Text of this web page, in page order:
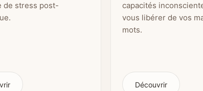
de stress post-
capacités
vous libérer de vos
mots.
Découvrir